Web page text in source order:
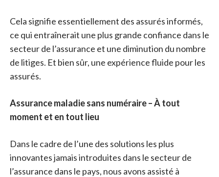
Cela signifie essentiellement des assurés informés,
ce qui entraînerait une plus grande confiance dans le
secteur de l’assurance et une diminution du nombre
de litiges. Et bien sûr, une expérience fluide pour les
assurés.
Assurance maladie sans numéraire – À tout
moment et en tout lieu
Dans le cadre de l’une des solutions les plus
innovantes jamais introduites dans le secteur de
l’assurance dans le pays, nous avons assisté à